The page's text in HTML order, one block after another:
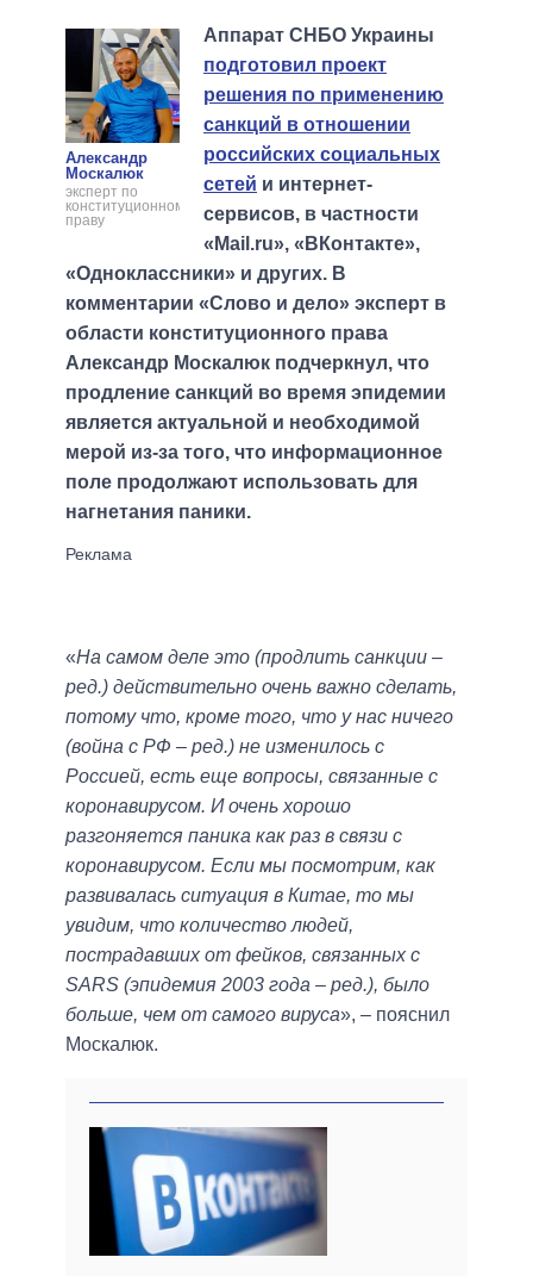
Александр
Москалюк
эксперт по
конституционному
праву
Аппарат СНБО Украины
подготовил проект
решения по применению
санкций в отношении
российских социальных
сетей и интернет-
сервисов, в частности
«Mail.ru», «ВКонтакте»,
«Одноклассники» и других. В
комментарии «Слово и дело» эксперт в
области конституционного права
Александр Москалюк подчеркнул, что
продление санкций во время эпидемии
является актуальной и необходимой
мерой из-за того, что информационное
поле продолжают использовать для
нагнетания паники.
«На самом деле это (продлить санкции –
ред.) действительно очень важно сделать,
потому что, кроме того, что у нас ничего
(война с РФ – ред.) не изменилось с
Россией, есть еще вопросы, связанные с
коронавирусом. И очень хорошо
разгоняется паника как раз в связи с
коронавирусом. Если мы посмотрим, как
развивалась ситуация в Китае, то мы
увидим, что количество людей,
пострадавших от фейков, связанных с
SARS (эпидемия 2003 года – ред.), было
больше, чем от самого вируса», – пояснил
Москалюк.